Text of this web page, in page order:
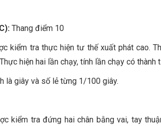
Thang điểm 10
kiểm tra thực hiện tư thế xuất phát cao.
hiện hai lần chạy, tính lần chạy có thành
là giây và số lẻ từng 1/100 giây.
kiểm tra đứng hai chân bằng vai, tay